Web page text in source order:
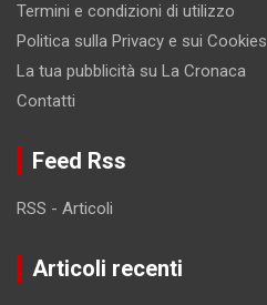
Termini e condizioni di utilizzo
Politica sulla Privacy e sui Cookies
La tua pubblicità su La Cronaca
Contatti
Feed Rss
RSS - Articoli
Articoli recenti